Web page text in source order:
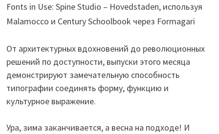
Fonts in Use: Spine Studio – Hovedstaden, используя
Malamocco и Century Schoolbook через Formagari
От архитектурных вдохновений до революционных
решений по доступности, выпуски этого месяца
демонстрируют замечательную способность
типографии соединять форму, функцию и
культурное выражение.
Ура, зима заканчивается, а весна на подходе! И